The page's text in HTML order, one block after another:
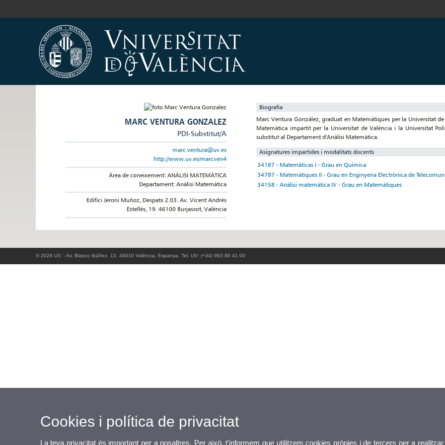
MARC VENTURA GONZALEZ
PDI-Substitut/A
marc.ventura@uv.es
http://www.uv.es/marcven4
Àrea de coneixement: ANÀLISI MATEMÀTICA
Departament: Anàlisi Matemàtica
Edifici Jeroni Muñoz, Despatx 2.03. Av. Vicent Andrés
Estellés, 19. 46100 Burjassot, València
Biografia
Marc Ventura González, graduat en Matemàtiques per la Universitat
Matemàtica impartit per la Universitat de València i la Universitat
substitut al Departament d'Anàlisi Matemàtica.
Asignatures impartides i modalitats docents
34187 - Matemáticas I - Grau en Química
34787 - Matemàtiques II - Grau en Enginyeria Electrònica de
34158 - Anàlisi matemàtica IV - Grau en Matemàtiques
© 2026 UV. - Av. Blasco Ibáñez, 13. 46010 València. Espanya. Tel. UV: (+34) 963 86 41 00
Cookies i política de privacitat
La teva privacitat és important per a nosaltres. Per això, t'informem que utilitzem cookies pròpies i de tercers per a realitzar